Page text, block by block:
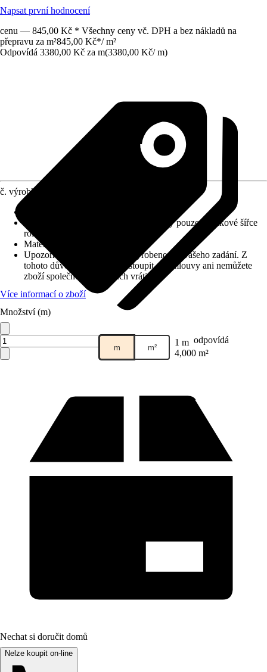
Napsat první hodnocení
cenu — 845,00 Kč * Všechny ceny vč. DPH a bez nákladů na
přepravu za m²845,00 Kč*/ m²
Odpovídá 3380,00 Kč za m(3380,00 Kč/ m)
Prodej přes: HORNBACH
č. výrobku
Odběr možný pouze v celkové šířce
role!
Materiál
Upozornění: toto zboží bylo vyrobeno dle vašeho zadání. Z
tohoto důvodu nemůžete odstoupit od smlouvy ani nemůžete
zboží společnosti Hornbach vrátit.
Více informací o zboží
Množství (m)
m m² 1 m odpovídá
4,000 m²
Nechat si doručit domů
Nelze koupit on-line